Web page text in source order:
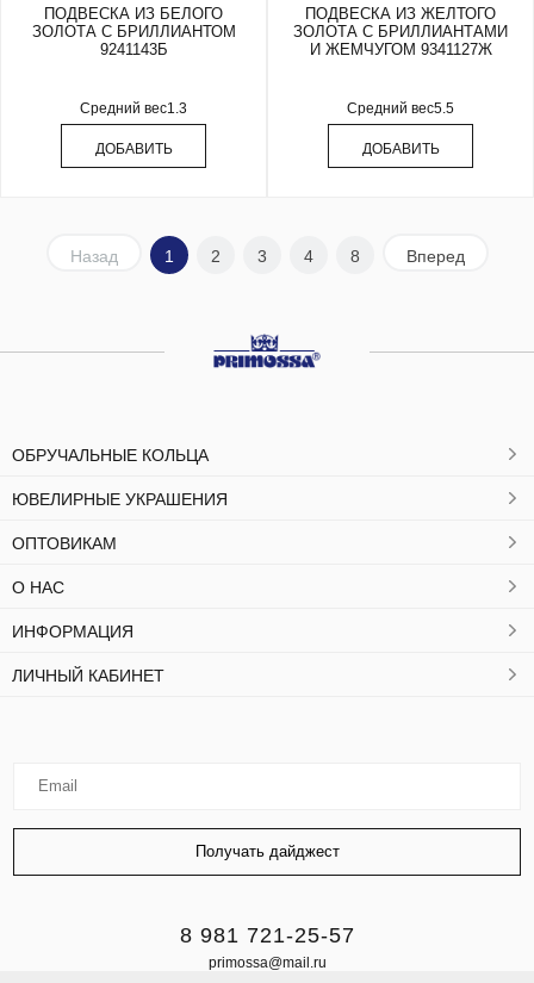
ПОДВЕСКА ИЗ БЕЛОГО
ЗОЛОТА С БРИЛЛИАНТОМ
9241143Б
Средний вес1.3
ДОБАВИТЬ
ПОДВЕСКА ИЗ ЖЕЛТОГО
ЗОЛОТА С БРИЛЛИАНТАМИ
И ЖЕМЧУГОМ 9341127Ж
Средний вес5.5
ДОБАВИТЬ
Назад 1 2 3 4 8 Вперед
ОБРУЧАЛЬНЫЕ КОЛЬЦА
ЮВЕЛИРНЫЕ УКРАШЕНИЯ
ОПТОВИКАМ
О НАС
ИНФОРМАЦИЯ
ЛИЧНЫЙ КАБИНЕТ
8 981 721-25-57
primossa@mail.ru